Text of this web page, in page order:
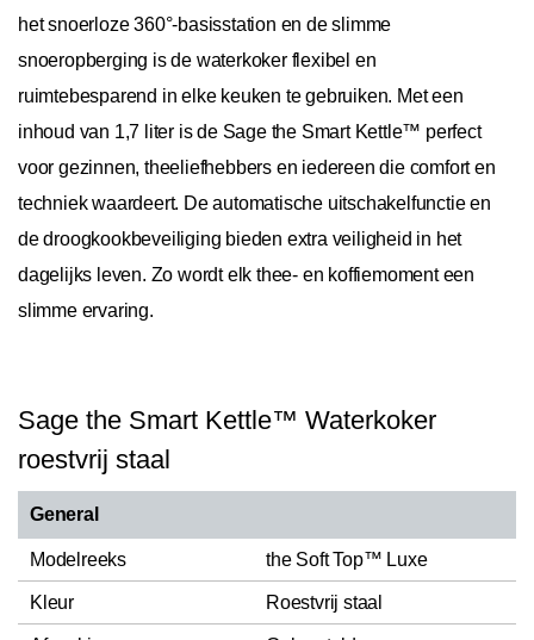
het snoerloze 360°-basisstation en de slimme
snoeropberging is de waterkoker flexibel en
ruimtebesparend in elke keuken te gebruiken. Met een
inhoud van 1,7 liter is de Sage the Smart Kettle™ perfect
voor gezinnen, theeliefhebbers en iedereen die comfort en
techniek waardeert. De automatische uitschakelfunctie en
de droogkookbeveiliging bieden extra veiligheid in het
dagelijks leven. Zo wordt elk thee- en koffiemoment een
slimme ervaring.
Sage the Smart Kettle™ Waterkoker
roestvrij staal
General
Modelreeks the Soft Top™ Luxe
Kleur Roestvrij staal